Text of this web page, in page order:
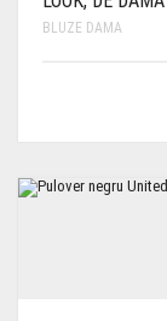
BLUZE DAMA